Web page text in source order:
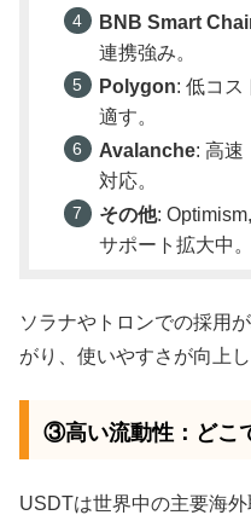
BNB Smart
連携強み。
Polygon: 低コス
適す。
Avalanche: 高速
対応。
その他:
サポート拡大中。
ソラナやトロンでの採用
がり、使いやすさが向上し
③高い流動性：どこ
USDTは世界中の主要海